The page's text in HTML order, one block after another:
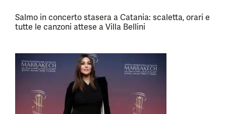
Salmo in concerto stasera a Catania: scaletta, orari e
tutte le canzoni attese a Villa Bellini